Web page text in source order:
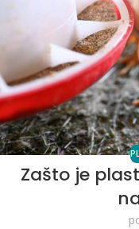
Zašto je